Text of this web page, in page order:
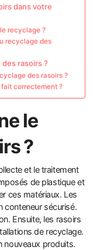
dans votre
recyclage ?
recyclage des
rasoirs ?
des rasoirs ?
fait correctement ?
le
?
et le traitement
de plastique et
ces matériaux. Les
conteneur sécurisé.
Ensuite, les rasoirs
de recyclage.
nouveaux produits.